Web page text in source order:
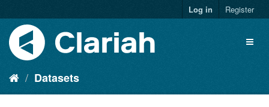
Log in Register
Datasets